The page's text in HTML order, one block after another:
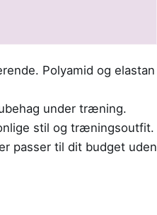
Polyamid og elastan
under træning.
stil og træningsoutfit.
passer til dit budget uden